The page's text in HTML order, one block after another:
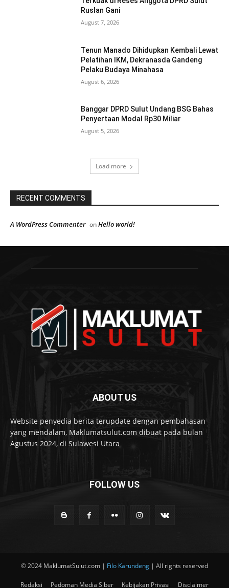
Ruslan Gani
August 7, 2026
Tenun Manado Dihidupkan Kembali Lewat
Pelatihan IKM, Dekranasda Gandeng
Pelaku Budaya Minahasa
August 6, 2026
Banggar DPRD Sulut Undang BSG Bahas
Penyertaan Modal Rp30 Miliar
August 5, 2026
Load more
RECENT COMMENTS
A WordPress Commenter onHello world!
ABOUT US
Website penyedia berita terupdate dengan pembahasan
yang mendalam, Maklumatsulut.com dibuat pada bulan
Agustus 2024, di Sulawesi Utara
FOLLOW US
© 2024 MaklumatSulut.com | Filo Karundeng | All rights reserved
Redaksi Pedoman Media Siber Kebijakan Privasi Disclaimer